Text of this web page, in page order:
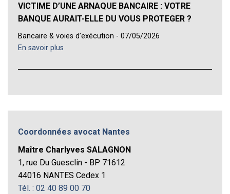
VICTIME D’UNE ARNAQUE BANCAIRE : VOTRE
BANQUE AURAIT-ELLE DU VOUS PROTEGER ?
Bancaire & voies d’exécution - 07/05/2026
En savoir plus
Coordonnées avocat Nantes
Maître Charlyves SALAGNON
1, rue Du Guesclin - BP 71612
44016 NANTES Cedex 1
Tél. : 02 40 89 00 70